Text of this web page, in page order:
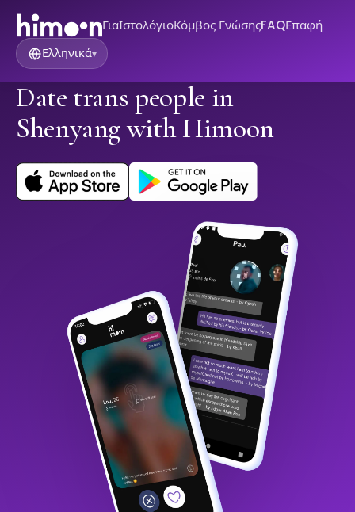
ΓιαΙστολόγιοΚόμβος ΓνώσηςFAQΕπαφή
Ελληνικά▾
Date trans people in
Shenyang with Himoon